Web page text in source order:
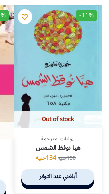
-11%
Out of stock
روايات مترجمة
هيا نوقظ الشمس
150جنيه134جنيه
أبلغني عند التوفر